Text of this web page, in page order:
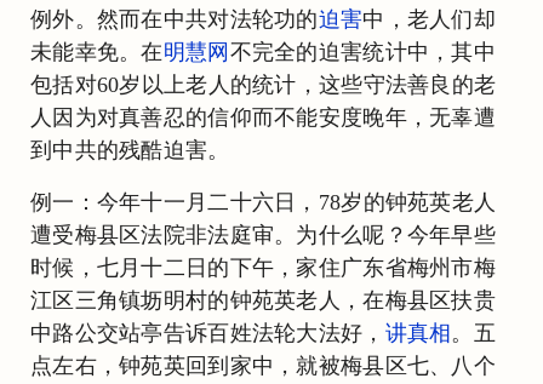
例外。然而在中共对法轮功的迫害中，老人们却
未能幸免。在明慧网 不完全的迫害统计中，其中
包括对60岁以上老人的统计，这些守法善良的老
人因为对真善忍的信仰而不能安度晚年，无辜遭
到中共的残酷迫害。
例一：今年十一月二十六日，78岁的钟苑英老人
遭受梅县区法院非法庭审。为什么呢？今年早些
时候，七月十二日的下午，家住广东省梅州市梅
江区三角镇坜明村的钟苑英老人，在梅县区扶贵
中路公交站亭告诉百姓法轮大法好， 讲真相。五
点左右，钟苑英回到家中，就被梅县区七、八个